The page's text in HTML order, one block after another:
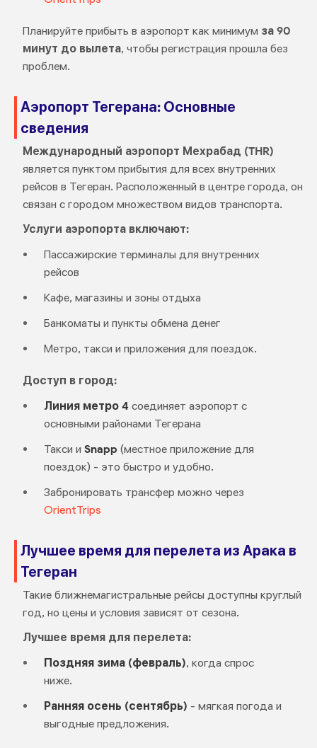
Планируйте прибыть в аэропорт как минимум за 90
минут до вылета, чтобы регистрация прошла без
проблем.
Аэропорт Тегерана: Основные
сведения
Международный аэропорт Мехрабад (THR)
является пунктом прибытия для всех внутренних
рейсов в Тегеран. Расположенный в центре города, он
связан с городом множеством видов транспорта.
Услуги аэропорта включают:
Пассажирские терминалы для внутренних
рейсов
Кафе, магазины и зоны отдыха
Банкоматы и пункты обмена денег
Метро, такси и приложения для поездок.
Доступ в город:
Линия метро 4соединяет аэропорт с
основными районами Тегерана
Такси и Snapp (местное приложение для
поездок) - это быстро и удобно.
Забронировать трансфер можно через
OrientTrips
Лучшее время для перелета из Арака в
Тегеран
Такие ближнемагистральные рейсы доступны круглый
год, но цены и условия зависят от сезона.
Лучшее время для перелета:
Поздняя зима (февраль), когда спрос
ниже.
Ранняя осень (сентябрь) - мягкая погода и
выгодные предложения.